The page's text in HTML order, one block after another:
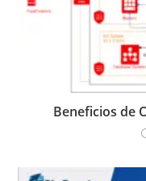
Beneficios de